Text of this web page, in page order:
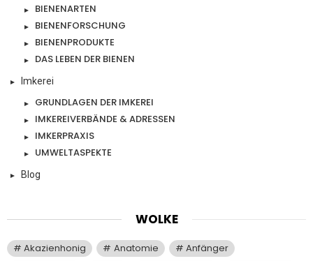
BIENENARTEN
BIENENFORSCHUNG
BIENENPRODUKTE
DAS LEBEN DER BIENEN
Imkerei
GRUNDLAGEN DER IMKEREI
IMKEREIVERBÄNDE & ADRESSEN
IMKERPRAXIS
UMWELTASPEKTE
Blog
WOLKE
Akazienhonig Anatomie
Anfänger